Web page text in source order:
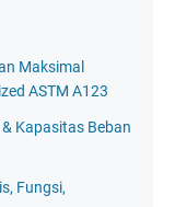
Maksimal
ASTM A123
Kapasitas Beban
Fungsi,